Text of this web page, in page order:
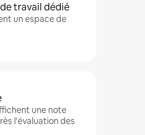
travail dédié
un espace de
une note
l'évaluation des